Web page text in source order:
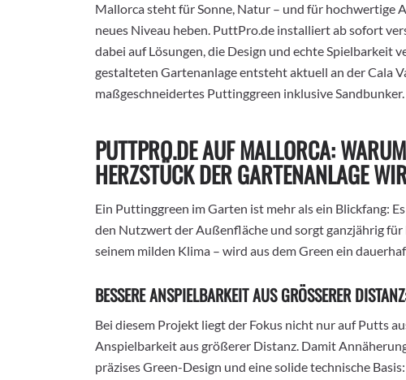
Mallorca steht für Sonne, Natur – und für hochwertige
neues Niveau heben. PuttPro.de installiert ab sofort
dabei auf Lösungen, die Design und echte Spielbarkeit
gestalteten Gartenanlage entsteht aktuell an der Cala
maßgeschneidertes Puttinggreen inklusive Sandbunker.
PUTTPRO.DE AUF MALLORCA:
HERZSTÜCK DER GARTENANLAGE
Ein Puttinggreen im Garten ist mehr als ein Blickfang:
den Nutzwert der Außenfläche und sorgt ganzjährig
seinem milden Klima – wird aus dem Green ein
BESSERE ANSPIELBARKEIT AUS GRÖSSERER
Bei diesem Projekt liegt der Fokus nicht nur auf Putts
Anspielbarkeit aus größerer Distanz. Damit
präzises Green-Design und eine solide technische Basis: